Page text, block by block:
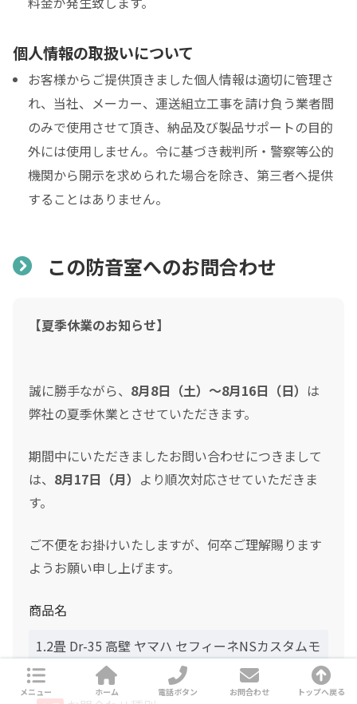
個人情報の取扱いについて
お客様からご提供頂きました個人情報は適切に管理さ
れ、当社、メーカー、運送組立工事を請け負う業者間
のみで使用させて頂き、納品及び製品サポートの目的
外には使用しません。令に基づき裁判所・警察等公的
機関から開示を求められた場合を除き、第三者へ提供
することはありません。
この防音室へのお問合わせ
【夏季休業のお知らせ】
誠に勝手ながら、 8月8日（土）～8月16日（日） は
弊社の夏季休業とさせていただきます。
期間中にいただきましたお問い合わせにつきまして
は、 8月17日（月） より順次対応させていただきま
す。
ご不便をお掛けいたしますが、何卒ご理解賜ります
ようお願い申し上げます。
商品名
メニュー ホーム 電話ボタン お問合わせ トップへ戻る